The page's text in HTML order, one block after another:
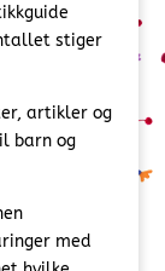
stiger
artikler og
barn og
med